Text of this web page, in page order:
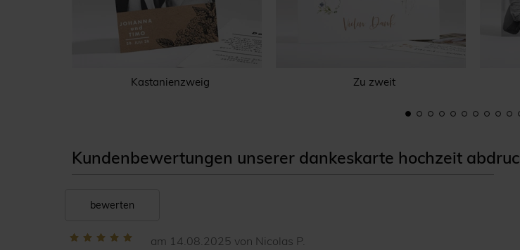
Kastanienzweig Zu zweit
Kundenbewertungen unserer dankeskarte hochzeit
bewerten
am 14.08.2025 von Nicolas P.